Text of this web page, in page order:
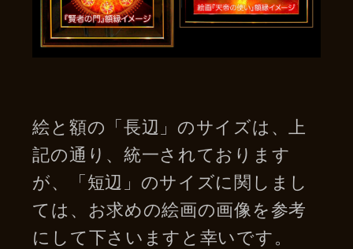
絵と額の「長辺」のサイズは、上
記の通り、統一されております
が、「短辺」のサイズに関しまし
ては、お求めの絵画の画像を参考
にして下さいますと幸いです。